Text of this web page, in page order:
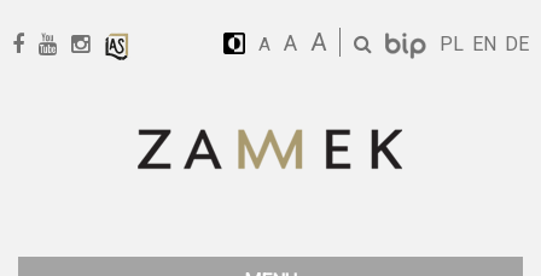
A A A PL EN DE